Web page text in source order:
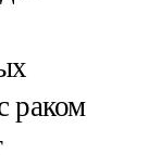
раком